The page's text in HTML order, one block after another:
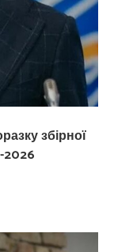
збірної
2026